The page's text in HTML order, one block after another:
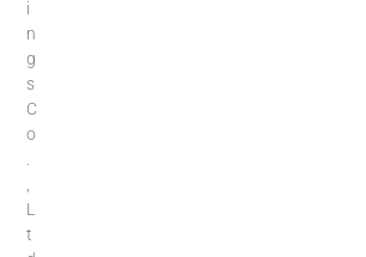
i
n
g
s
C
o
L
t